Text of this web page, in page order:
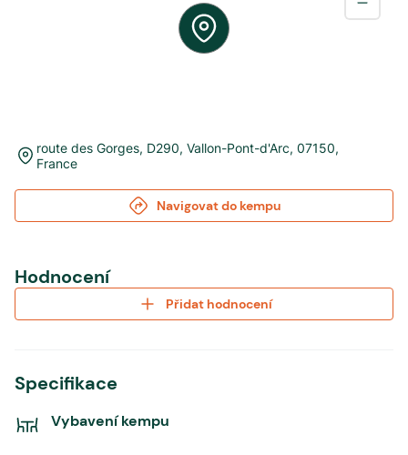
route des Gorges, D290, Vallon-Pont-d'Arc, 07150,
France
Navigovat do kempu
Hodnocení
Přidat hodnocení
Specifikace
Vybavení kempu